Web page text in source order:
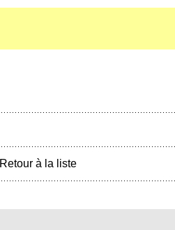
Retour à la liste